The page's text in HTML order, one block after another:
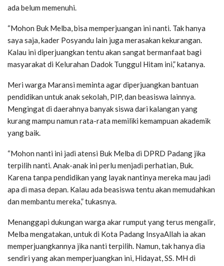
ada belum memenuhi.
“Mohon Buk Melba, bisa memperjuangan ini nanti. Tak hanya
saya saja, kader Posyandu lain juga merasakan kekurangan.
Kalau ini diperjuangkan tentu akan sangat bermanfaat bagi
masyarakat di Kelurahan Dadok Tunggul Hitam ini,” katanya.
Meri warga Maransi meminta agar diperjuangkan bantuan
pendidikan untuk anak sekolah, PIP, dan beasiswa lainnya.
Mengingat di daerahnya banyak siswa dari kalangan yang
kurang mampu namun rata-rata memiliki kemampuan akademik
yang baik.
“Mohon nanti ini jadi atensi Buk Melba di DPRD Padang jika
terpilih nanti. Anak-anak ini perlu menjadi perhatian, Buk.
Karena tanpa pendidikan yang layak nantinya mereka mau jadi
apa di masa depan. Kalau ada beasiswa tentu akan memudahkan
dan membantu mereka,” tukasnya.
Menanggapi dukungan warga akar rumput yang terus mengalir,
Melba mengatakan, untuk di Kota Padang InsyaAllah ia akan
memperjuangkannya jika nanti terpilih. Namun, tak hanya dia
sendiri yang akan memperjuangkan ini, Hidayat, SS. MH di